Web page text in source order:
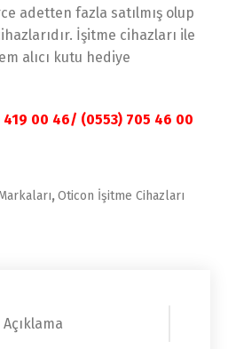
adetten fazla satılmış olup
İşitme cihazları ile
alıcı kutu hediye
419 00 46/ (0553) 705 46 00
,Oticon İşitme Cihazları
Açıklama